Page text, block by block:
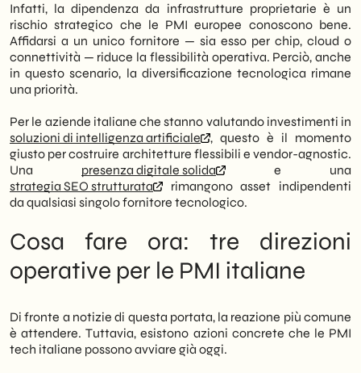
Infatti, la dipendenza da infrastrutture proprietarie è un
rischio strategico che le PMI europee conoscono bene.
Affidarsi a un unico fornitore — sia esso per chip, cloud o
connettività — riduce la flessibilità operativa. Perciò, anche
in questo scenario, la diversificazione tecnologica rimane
una priorità.
Per le aziende italiane che stanno valutando investimenti in
soluzioni di intelligenza artificiale
, questo è il momento
giusto per costruire architetture flessibili e vendor-agnostic.
Una presenza digitale solida
e una
strategia SEO strutturata
rimangono asset indipendenti
da qualsiasi singolo fornitore tecnologico.
Cosa fare ora: tre direzioni
operative per le PMI italiane
Di fronte a notizie di questa portata, la reazione più comune
è attendere. Tuttavia, esistono azioni concrete che le PMI
tech italiane possono avviare già oggi.